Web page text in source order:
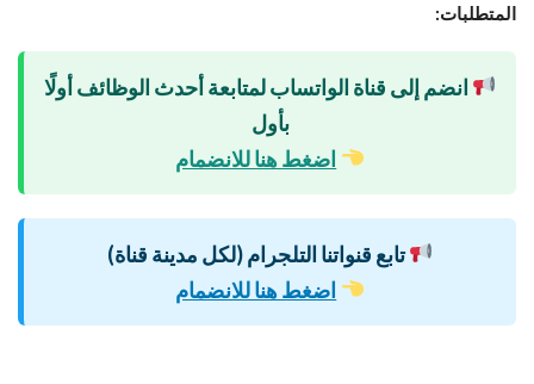
المتطلبات:
انضم إلى قناة الواتساب لمتابعة أحدث الوظائف أولًا
بأول
اضغط هنا للانضمام
تابع قنواتنا التلجرام (لكل مدينة قناة)
اضغط هنا للانضمام